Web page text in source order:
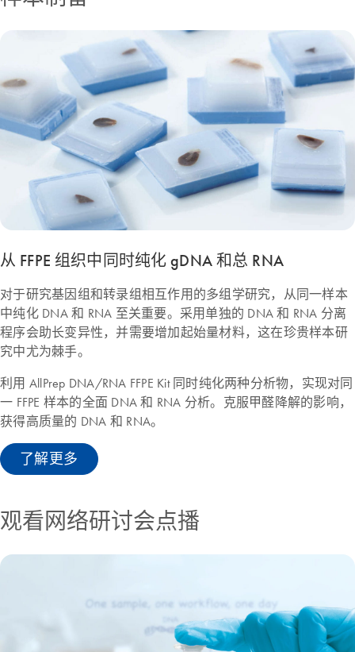
从 FFPE 组织中同时纯化 gDNA 和总 RNA
对于研究基因组和转录组相互作用的多组学研究，从同一样本
中纯化 DNA 和 RNA 至关重要。采用单独的 DNA 和 RNA 分离
程序会助长变异性，并需要增加起始量材料，这在珍贵样本研
究中尤为棘手。
利用 AllPrep DNA/RNA FFPE Kit 同时纯化两种分析物，实现对同
一 FFPE 样本的全面 DNA 和 RNA 分析。克服甲醛降解的影响，
获得高质量的 DNA 和 RNA。
了解更多
观看网络研讨会点播